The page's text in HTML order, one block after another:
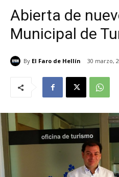
Abierta de
Municipal de
By El Faro de Hellín 30 marzo,